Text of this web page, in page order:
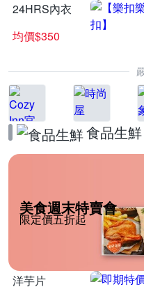
24HRS內衣
均價$350
食品生鮮
美食週末特賣會
限定價五折起
洋芋片